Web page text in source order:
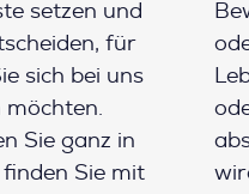
setzen und
für
sich bei uns
möchten.
Sie ganz in
finden Sie mit